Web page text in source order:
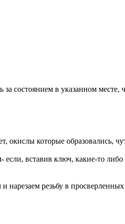
за состоянием в указанном
окислы которые образовались,
если, вставив ключ, какие-то
резьбу в просверленных